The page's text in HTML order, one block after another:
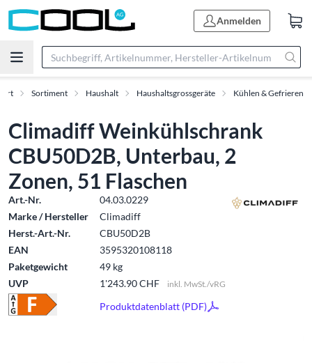
Anmelden
Sortiment Haushalt Haushaltsgrossgeräte Kühlen & Gefrieren
Climadiff Weinkühlschrank
CBU50D2B, Unterbau, 2
Zonen, 51 Flaschen
Art.-Nr.
04.03.0229
Marke / Hersteller
Climadiff
Herst.-Art.-Nr.
CBU50D2B
EAN
3595320108118
Paketgewicht
49 kg
UVP
1'243.90 CHF inkl. MwSt./vRG
Produktdatenblatt (PDF)